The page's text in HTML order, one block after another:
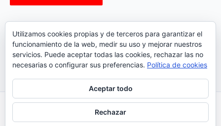
comment data is processed.
Política Cookies| Política Privacidad
© 2023 |ComoTocarViolin.Com
Utilizamos cookies propias y de terceros para garantizar el
funcionamiento de la web, medir su uso y mejorar nuestros
servicios. Puede aceptar todas las cookies, rechazar las no
necesarias o configurar sus preferencias. Política de cookies
Aceptar todo
Rechazar